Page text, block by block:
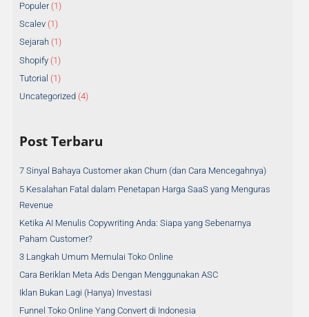
Populer(1)
Scalev (1)
Sejarah (1)
Shopify (1)
Tutorial (1)
Uncategorized (4)
Post Terbaru
7 Sinyal Bahaya Customer akan Churn (dan Cara Mencegahnya)
5 Kesalahan Fatal dalam Penetapan Harga SaaS yang Menguras
Revenue
Ketika AI Menulis Copywriting Anda: Siapa yang Sebenarnya
Paham Customer?
3 Langkah Umum Memulai Toko Online
Cara Beriklan Meta Ads Dengan Menggunakan ASC
Iklan Bukan Lagi (Hanya) Investasi
Funnel Toko Online Yang Convert di Indonesia